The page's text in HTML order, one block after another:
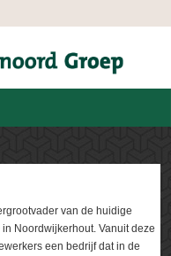
van de huidige
in Noordwijkerhout. Vanuit deze
een bedrijf dat in de